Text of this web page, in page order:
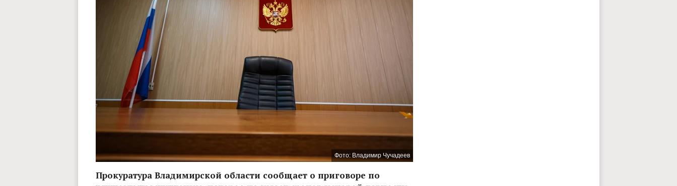
Фото: Владимир Чучадеев
Прокуратура Владимирской области сообщает о приговоре по